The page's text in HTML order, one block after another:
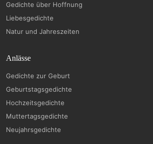
Gedichte über Hoffnung
Liebesgedichte
Natur und Jahreszeiten
Anlässe
Gedichte zur Geburt
Geburtstagsgedichte
Hochzeitsgedichte
Muttertagsgedichte
Neujahrsgedichte